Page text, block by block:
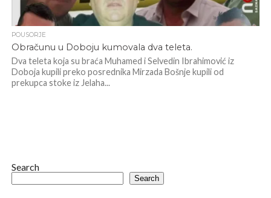
POUSORJE
Obračunu u Doboju kumovala dva teleta.
Dva teleta koja su braća Muhamed i Selvedin Ibrahimović iz
Doboja kupili preko posrednika Mirzada Bošnje kupili od
prekupca stoke iz Jelaha...
Search
Search